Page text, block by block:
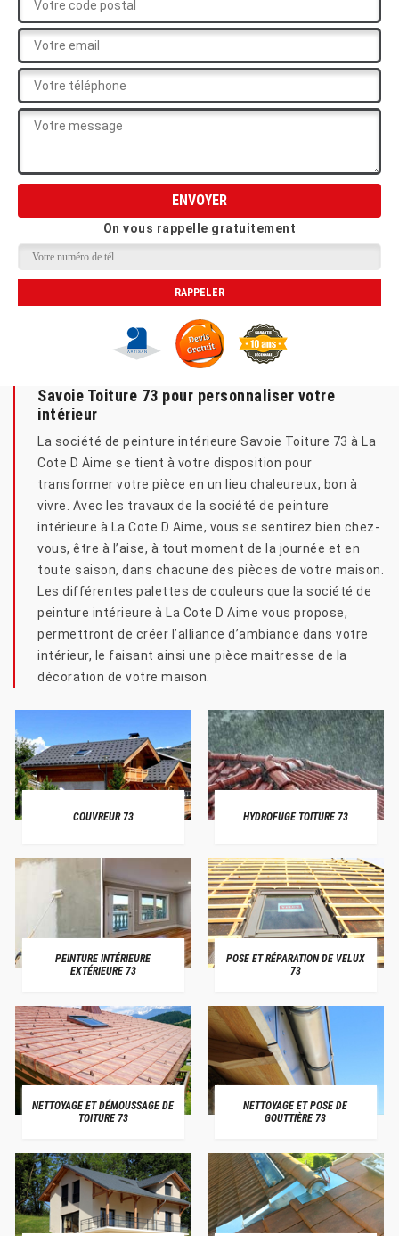
On vous rappelle gratuitement
Savoie Toiture 73 pour personnaliser votre
intérieur
La société de peinture intérieure Savoie Toiture 73 à La
Cote D Aime se tient à votre disposition pour
transformer votre pièce en un lieu chaleureux, bon à
vivre. Avec les travaux de la société de peinture
intérieure à La Cote D Aime, vous se sentirez bien chez-
vous, être à l’aise, à tout moment de la journée et en
toute saison, dans chacune des pièces de votre maison.
Les différentes palettes de couleurs que la société de
peinture intérieure à La Cote D Aime vous propose,
permettront de créer l’alliance d’ambiance dans votre
intérieur, le faisant ainsi une pièce maitresse de la
décoration de votre maison.
COUVREUR 73 HYDROFUGE TOITURE 73
PEINTURE INTÉRIEURE
EXTÉRIEURE 73
POSE ET RÉPARATION DE VELUX
73
NETTOYAGE ET DÉMOUSSAGE DE
TOITURE 73
NETTOYAGE ET POSE DE
GOUTTIÈRE 73